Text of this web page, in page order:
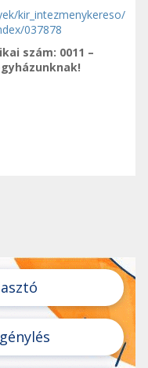
kir_intezmenykereso/
037878
szám: 0011 –